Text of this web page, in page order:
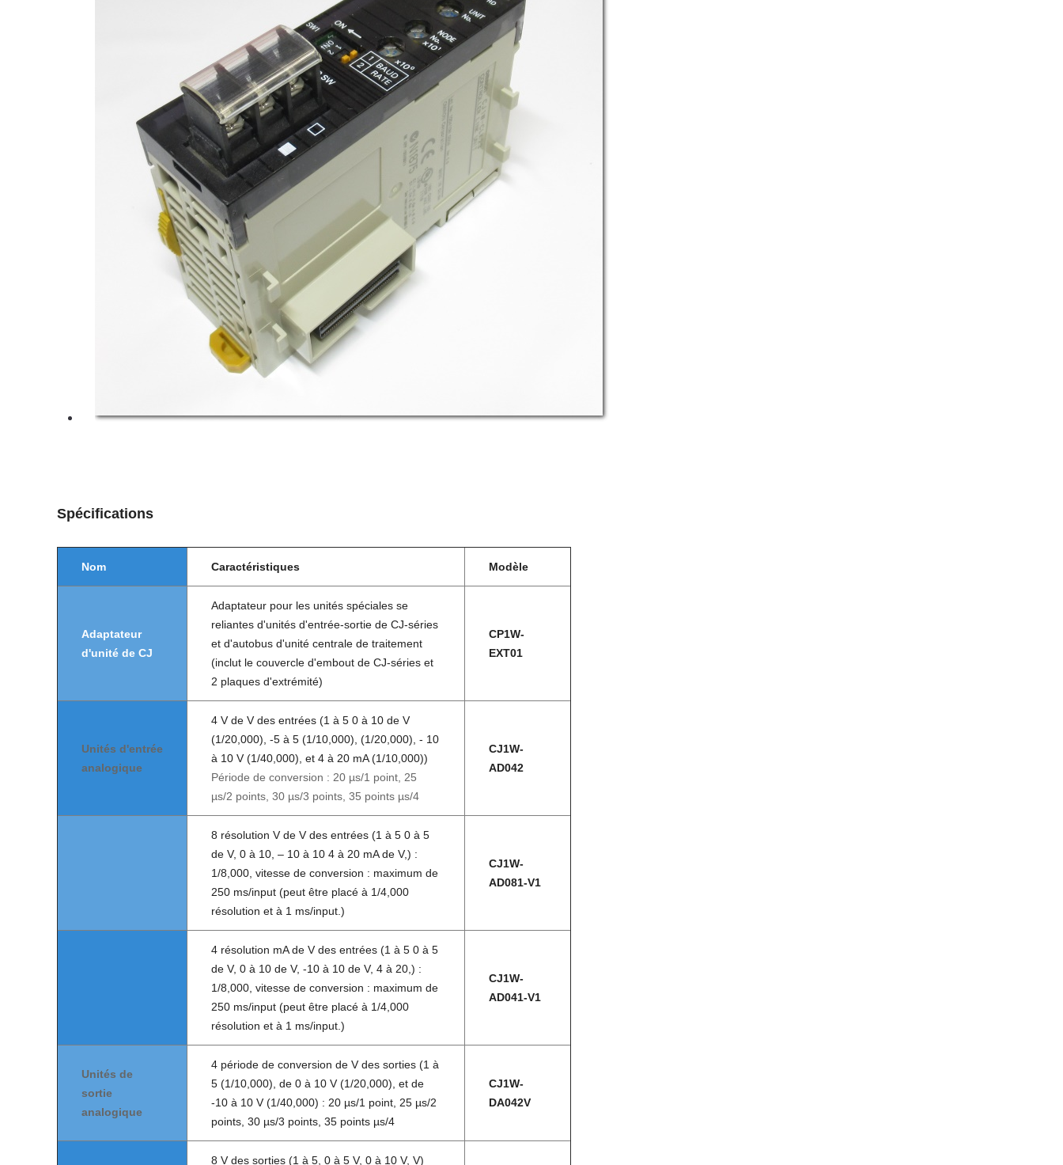
Spécifications
Nom Caractéristiques Modèle
Adaptateur
d'unité de CJ
Adaptateur pour les unités spéciales se
reliantes d'unités d'entrée-sortie de CJ-séries
et d'autobus d'unité centrale de traitement
(inclut le couvercle d'embout de CJ-séries et
2 plaques d'extrémité)
CP1W-
EXT01
Unités d'entrée
analogique
4 V de V des entrées (1 à 5 0 à 10 de V
(1/20,000), -5 à 5 (1/10,000), (1/20,000), - 10
à 10 V (1/40,000), et 4 à 20 mA (1/10,000))
Période de conversion : 20 µs/1 point, 25
µs/2 points, 30 µs/3 points, 35 points µs/4
CJ1W-
AD042
8 résolution V de V des entrées (1 à 5 0 à 5
de V, 0 à 10, – 10 à 10 4 à 20 mA de V,) :
1/8,000, vitesse de conversion : maximum de
250 ms/input (peut être placé à 1/4,000
résolution et à 1 ms/input.)
CJ1W-
AD081-V1
4 résolution mA de V des entrées (1 à 5 0 à 5
de V, 0 à 10 de V, -10 à 10 de V, 4 à 20,) :
1/8,000, vitesse de conversion : maximum de
250 ms/input (peut être placé à 1/4,000
résolution et à 1 ms/input.)
CJ1W-
AD041-V1
Unités de
sortie
analogique
4 période de conversion de V des sorties (1 à
5 (1/10,000), de 0 à 10 V (1/20,000), et de
-10 à 10 V (1/40,000) : 20 µs/1 point, 25 µs/2
points, 30 µs/3 points, 35 points µs/4
CJ1W-
DA042V
8 V des sorties (1 à 5, 0 à 5 V, 0 à 10 V, V)